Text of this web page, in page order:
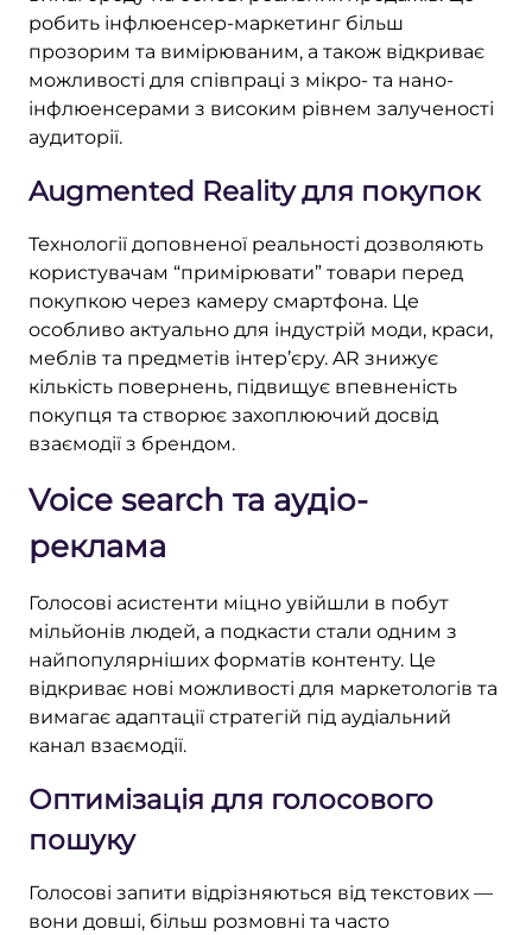
робить інфлюенсер-маркетинг більш
прозорим та вимірюваним, а також відкриває
можливості для співпраці з мікро- та нано-
інфлюенсерами з високим рівнем залученості
аудиторії.
Augmented Reality для покупок
Технології доповненої реальності дозволяють
користувачам “примірювати” товари перед
покупкою через камеру смартфона. Це
особливо актуально для індустрій моди, краси,
меблів та предметів інтер’єру. AR знижує
кількість повернень, підвищує впевненість
покупця та створює захоплюючий досвід
взаємодії з брендом.
Voice search та аудіо-
реклама
Голосові асистенти міцно увійшли в побут
мільйонів людей, а подкасти стали одним з
найпопулярніших форматів контенту. Це
відкриває нові можливості для маркетологів та
вимагає адаптації стратегій під аудіальний
канал взаємодії.
Оптимізація для голосового
пошуку
Голосові запити відрізняються від текстових —
вони довші, більш розмовні та часто